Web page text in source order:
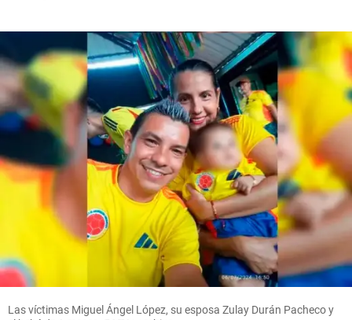
Las víctimas Miguel Ángel López, su esposa Zulay Durán Pacheco y